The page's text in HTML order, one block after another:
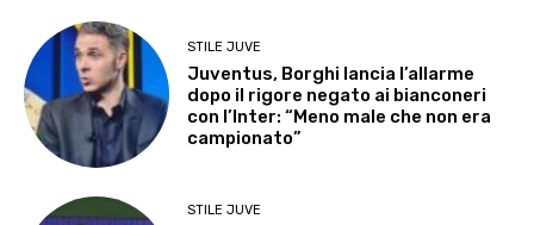
STILE JUVE
Juventus, Borghi lancia l’allarme
dopo il rigore negato ai bianconeri
con l’Inter: “Meno male che non era
campionato”
STILE JUVE